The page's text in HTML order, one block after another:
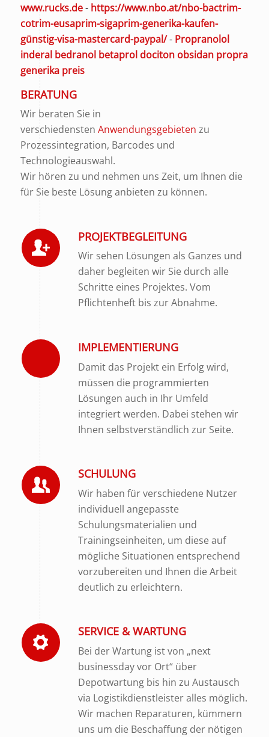
www.rucks.de- https://www.nbo.at/nbo-bactrim-
cotrim-eusaprim-sigaprim-generika-kaufen-
günstig-visa-mastercard-paypal/- Propranolol
inderal bedranol betaprol dociton obsidan propra
generika preis
BERATUNG
Wir beraten Sie in
verschiedensten Anwendungsgebieten zu
Prozessintegration, Barcodes und
Technologieauswahl.
Wir hören zu und nehmen uns Zeit, um Ihnen die
für Sie beste Lösung anbieten zu können.
PROJEKTBEGLEITUNG
Wir sehen Lösungen als Ganzes und
daher begleiten wir Sie durch alle
Schritte eines Projektes. Vom
Pflichtenheft bis zur Abnahme.
IMPLEMENTIERUNG
Damit das Projekt ein Erfolg wird,
müssen die programmierten
Lösungen auch in Ihr Umfeld
integriert werden. Dabei stehen wir
Ihnen selbstverständlich zur Seite.
SCHULUNG
Wir haben für verschiedene Nutzer
individuell angepasste
Schulungsmaterialien und
Trainingseinheiten, um diese auf
mögliche Situationen entsprechend
vorzubereiten und Ihnen die Arbeit
deutlich zu erleichtern.
SERVICE & WARTUNG
Bei der Wartung ist von „next
businessday vor Ort“ über
Depotwartung bis hin zu Austausch
via Logistikdienstleister alles möglich.
Wir machen Reparaturen, kümmern
uns um die Beschaffung der nötigen